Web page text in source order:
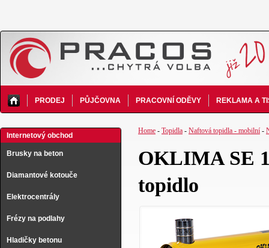
PRODEJ PŮJČOVNA PRACOVNÍ ODĚVY REKLAMA A
Internetový obchod
Brusky na beton
Diamantové kotouče
Elektrocentrály
Frézy na podlahy
Hladičky betonu
Home - Topidla - Naftová topidla - mobilní -
OKLIMA SE
topidlo